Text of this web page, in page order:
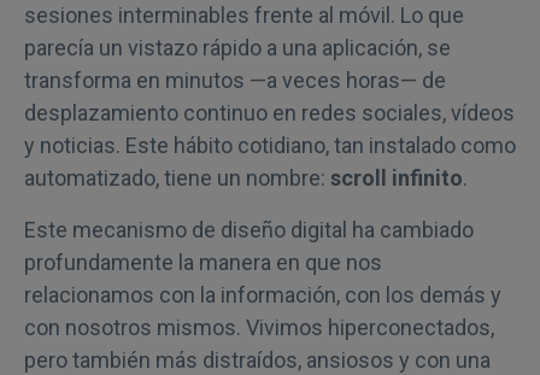
sesiones interminables frente al móvil. Lo que
parecía un vistazo rápido a una aplicación, se
transforma en minutos —a veces horas— de
desplazamiento continuo en redes sociales, vídeos
y noticias. Este hábito cotidiano, tan instalado como
automatizado, tiene un nombre: scroll infinito.
Este mecanismo de diseño digital ha cambiado
profundamente la manera en que nos
relacionamos con la información, con los demás y
con nosotros mismos. Vivimos hiperconectados,
pero también más distraídos, ansiosos y con una